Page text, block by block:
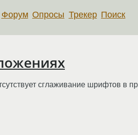
Форум Опросы Трекер Поиск
сглаживание шрифтов в